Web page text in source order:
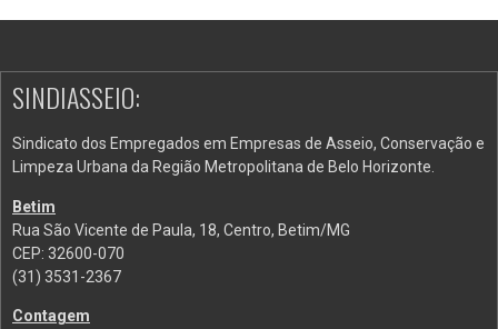
SINDIASSEIO:
Sindicato dos Empregados em Empresas de Asseio, Conservação e
Limpeza Urbana da Região Metropolitana de Belo Horizonte.
Betim
Rua São Vicente de Paula, 18, Centro, Betim/MG
CEP: 32600-070
(31) 3531-2367
Contagem